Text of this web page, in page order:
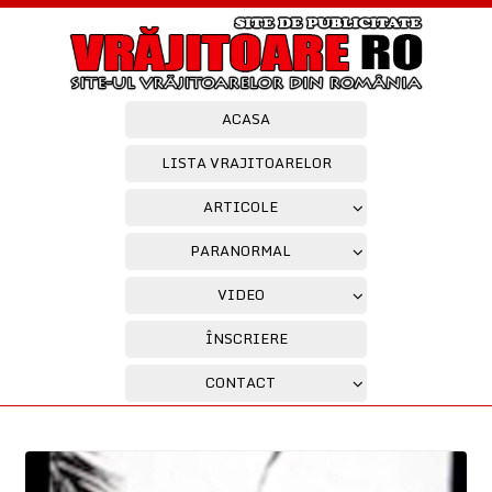
ACASA
LISTA VRAJITOARELOR
ARTICOLE
PARANORMAL
VIDEO
ÎNSCRIERE
CONTACT